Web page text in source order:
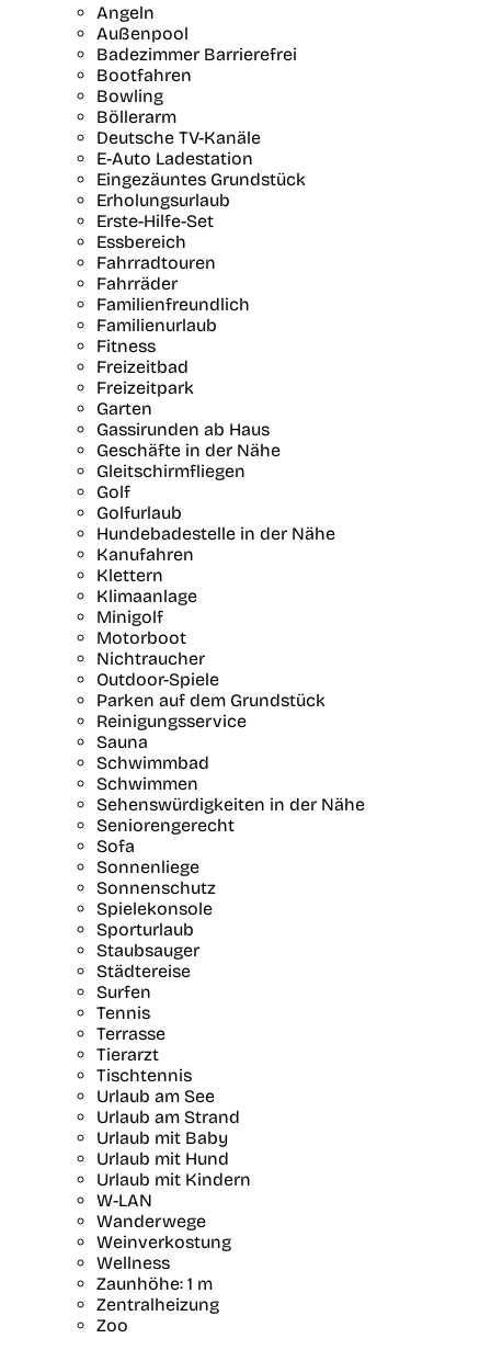
Angeln
Außenpool
Badezimmer Barrierefrei
Bootfahren
Bowling
Böllerarm
Deutsche TV-Kanäle
E-Auto Ladestation
Eingezäuntes Grundstück
Erholungsurlaub
Erste-Hilfe-Set
Essbereich
Fahrradtouren
Fahrräder
Familienfreundlich
Familienurlaub
Fitness
Freizeitbad
Freizeitpark
Garten
Gassirunden ab Haus
Geschäfte in der Nähe
Gleitschirmfliegen
Golf
Golfurlaub
Hundebadestelle in der Nähe
Kanufahren
Klettern
Klimaanlage
Minigolf
Motorboot
Nichtraucher
Outdoor-Spiele
Parken auf dem Grundstück
Reinigungsservice
Sauna
Schwimmbad
Schwimmen
Sehenswürdigkeiten in der Nähe
Seniorengerecht
Sofa
Sonnenliege
Sonnenschutz
Spielekonsole
Sporturlaub
Staubsauger
Städtereise
Surfen
Tennis
Terrasse
Tierarzt
Tischtennis
Urlaub am See
Urlaub am Strand
Urlaub mit Baby
Urlaub mit Hund
Urlaub mit Kindern
W-LAN
Wanderwege
Weinverkostung
Wellness
Zaunhöhe: 1 m
Zentralheizung
Zoo